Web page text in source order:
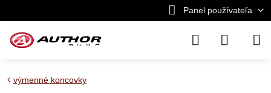
Panel používateľa
výmenné koncovky